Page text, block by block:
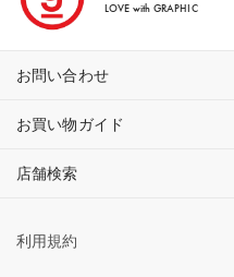
LOVE with GRAPHIC
お問い合わせ
お買い物ガイド
店舗検索
利用規約